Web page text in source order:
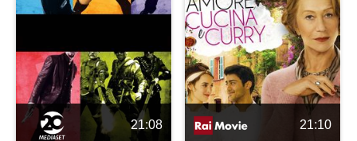
21:08 21:10